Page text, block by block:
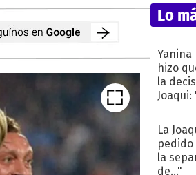
Lo
Yanina
hizo
la
Joaqui:
La
pedido
la
de..."